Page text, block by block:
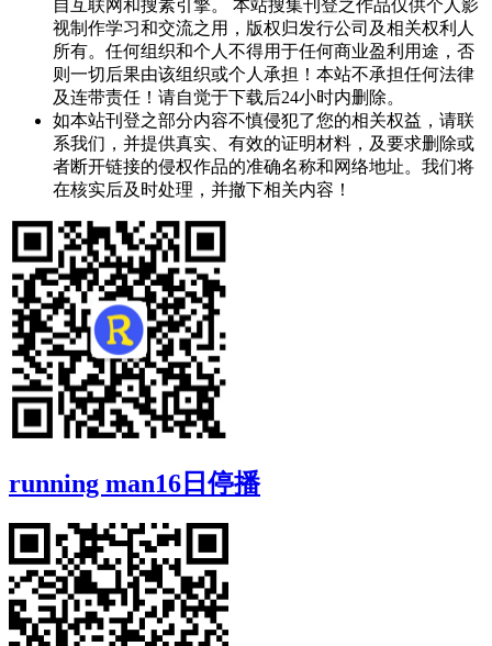
自互联网和搜素引擎。 本站搜集刊登之作品仅供个人影
视制作学习和交流之用，版权归发行公司及相关权利人
所有。任何组织和个人不得用于任何商业盈利用途，否
则一切后果由该组织或个人承担！本站不承担任何法律
及连带责任！请自觉于下载后24小时内删除。
如本站刊登之部分内容不慎侵犯了您的相关权益，请联
系我们，并提供真实、有效的证明材料，及要求删除或
者断开链接的侵权作品的准确名称和网络地址。我们将
在核实后及时处理，并撤下相关内容！
running man16日停播